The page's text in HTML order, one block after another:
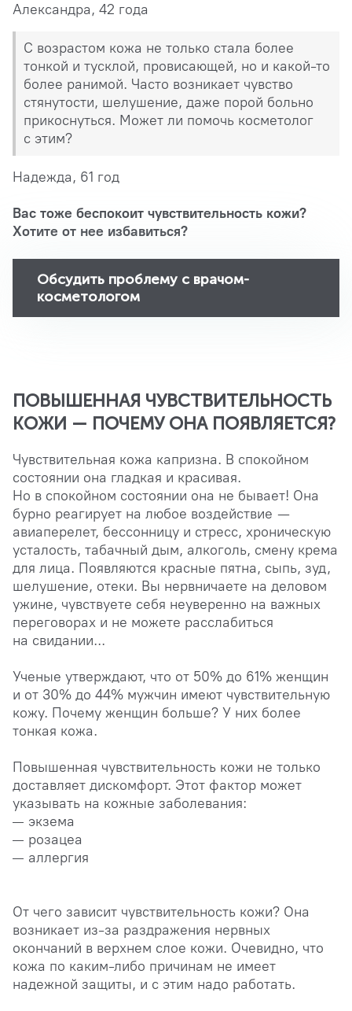
Александра, 42 года
С возрастом кожа не только стала более
тонкой и тусклой, провисающей, но и какой-то
более ранимой. Часто возникает чувство
стянутости, шелушение, даже порой больно
прикоснуться. Может ли помочь косметолог
с этим?
Надежда, 61 год
Вас тоже беспокоит чувствительность кожи?
Хотите от нее избавиться?
Обсудить проблему с врачом-
косметологом
ПОВЫШЕННАЯ ЧУВСТВИТЕЛЬНОСТЬ
КОЖИ — ПОЧЕМУ ОНА ПОЯВЛЯЕТСЯ?
Чувствительная кожа капризна. В спокойном
состоянии она гладкая и красивая.
Но в спокойном состоянии она не бывает! Она
бурно реагирует на любое воздействие —
авиаперелет, бессонницу и стресс, хроническую
усталость, табачный дым, алкоголь, смену крема
для лица. Появляются красные пятна, сыпь, зуд,
шелушение, отеки. Вы нервничаете на деловом
ужине, чувствуете себя неуверенно на важных
переговорах и не можете расслабиться
на свидании...
Ученые утверждают, что от 50% до 61% женщин
и от 30% до 44% мужчин имеют чувствительную
кожу. Почему женщин больше? У них более
тонкая кожа.
Повышенная чувствительность кожи не только
доставляет дискомфорт. Этот фактор может
указывать на кожные заболевания:
экзема
розацеа
аллергия
От чего зависит чувствительность кожи? Она
возникает из-за раздражения нервных
окончаний в верхнем слое кожи. Очевидно, что
кожа по каким-либо причинам не имеет
надежной защиты, и с этим надо работать.